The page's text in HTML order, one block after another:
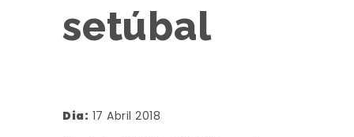
setúbal
Dia: 17 Abril 2018